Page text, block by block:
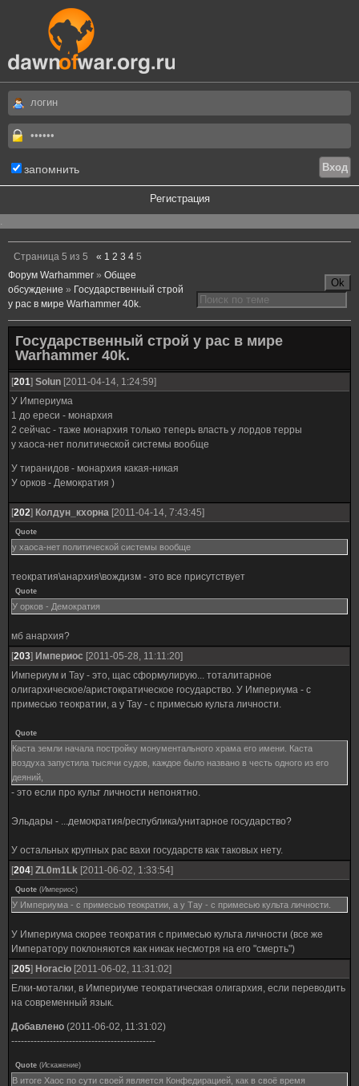
запомнить
Регистрация
.
Страница 5 из 5 « 1 2 3 4 5
Форум Warhammer » Общее
обсуждение » Государственный строй
у рас в мире Warhammer 40k.
Государственный строй у рас в мире
Warhammer 40k.
[201] Solun [2011-04-14, 1:24:59]
У Империума
1 до ереси - монархия
2 сейчас - таже монархия только теперь власть у лордов терры
у хаоса-нет политической системы вообще
У тиранидов - монархия какая-никая
У орков - Демократия )
[202] Колдун_кхорна [2011-04-14, 7:43:45]
Quote
у хаоса-нет политической системы вообще
теократия\анархия\вождизм - это все присутствует
Quote
У орков - Демократия
мб анархия?
[203] Империос [2011-05-28, 11:11:20]
Империум и Тау - это, щас сформулирую... тоталитарное
олигархическое/аристократическое государство. У Империума - с
примесью теократии, а у Тау - с примесью культа личности.
Quote
Каста земли начала постройку монументального храма его имени. Каста
воздуха запустила тысячи судов, каждое было названо в честь одного из его
деяний,
- это если про культ личности непонятно.
Эльдары - ...демократия/республика/унитарное государство?
У остальных крупных рас вахи государств как таковых нету.
[204] ZL0m1Lk [2011-06-02, 1:33:54]
Quote (Империос)
У Империума - с примесью теократии, а у Тау - с примесью культа личности.
У Империума скорее теократия с примесью культа личности (все же
Императору поклоняются как никак несмотря на его "смерть")
[205] Horacio [2011-06-02, 11:31:02]
Елки-моталки, в Империуме теократическая олигархия, если переводить
на современный язык.
Добавлено (2011-06-02, 11:31:02)
---------------------------------------------
Quote (Искажение)
В итоге Хаос по сути своей является Конфедирацией, как в своё время